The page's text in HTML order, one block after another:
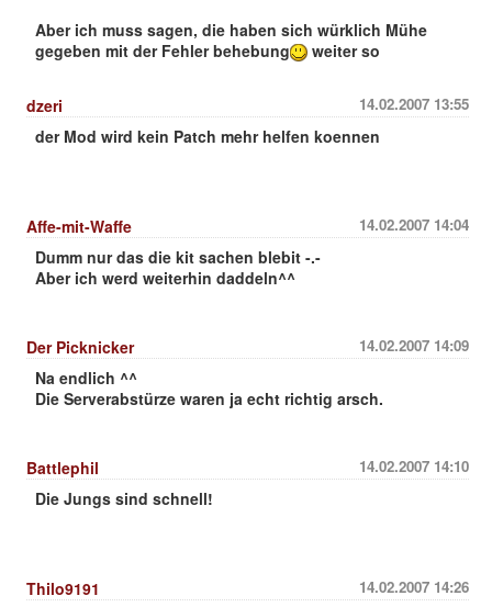
Aber ich muss sagen, die haben sich würklich Mühe
gegeben mit der Fehler behebung
weiter so
14.02.2007 13:55
dzeri
der Mod wird kein Patch mehr helfen koennen
14.02.2007 14:04
Affe-mit-Waffe
Dumm nur das die kit sachen blebit -.-
Aber ich werd weiterhin daddeln^^
14.02.2007 14:09
Der Picknicker
Na endlich ^^
Die Serverabstürze waren ja echt richtig arsch.
14.02.2007 14:10
Battlephil
Die Jungs sind schnell!
14.02.2007 14:26
Thilo9191